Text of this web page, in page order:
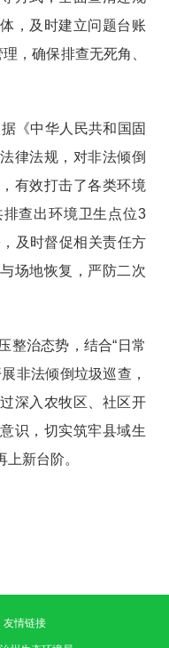
， 及时建立问题台账
理，确保排查无死角、
《中华人民共和国固
律法规，对非法倾倒
， 有效打击了各类环境
查出环境卫生点位3
及时督促相关责任方
场地恢复，严防二次
整治态势， 结合“日常
非法倾倒垃圾巡查，
深入农牧区、 社区开
识，切实筑牢县域生
上新台阶。
友情链接